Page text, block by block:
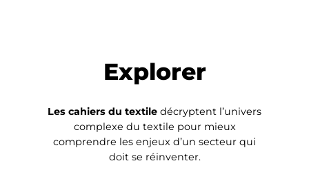
Explorer
Les cahiers du textile décryptent l’univers
complexe du textile pour mieux
comprendre les enjeux d’un secteur qui
doit se réinventer.